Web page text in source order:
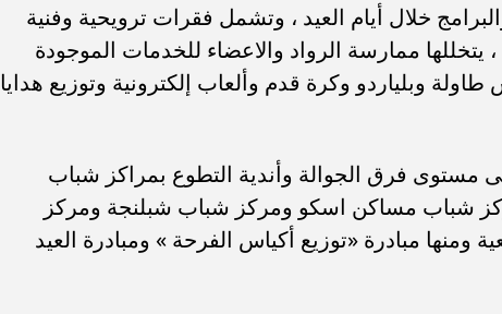
خلال أيام العيد ، وتشمل فقرات ترويحية وفنية
يتخللها ممارسة الرواد والاعضاء للخدمات الموجودة
وبلياردو وكرة قدم وألعاب إلكترونية وتوزيع هدايا
مستوى فرق الجوالة وأندية التطوع بمراكز شباب
شباب مساكن اسكو ومركز شباب شبلنجة ومركز
ومنها مبادرة «توزيع أكياس الفرحة » ومبادرة العيد